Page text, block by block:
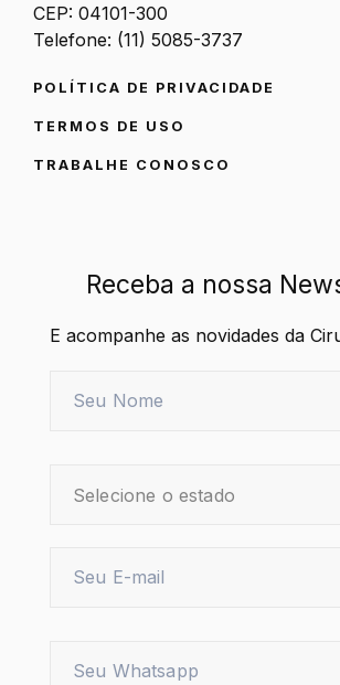
CEP: 04101-300
Telefone: (11) 5085-3737
POLÍTICA DE PRIVACIDADE
TERMOS DE USO
TRABALHE CONOSCO
Receba a nossa
E acompanhe as novidades da